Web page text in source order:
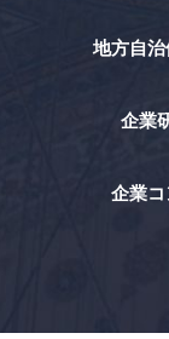
地方自
企業
企業